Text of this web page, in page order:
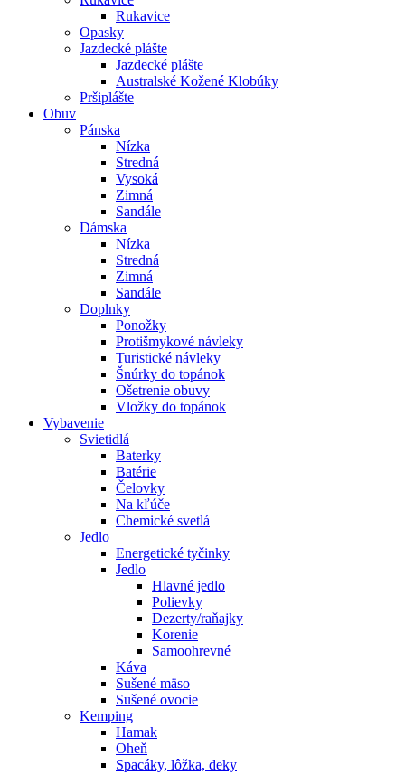
Rukavice
Opasky
Jazdecké plášte
Jazdecké plášte
Australské Kožené Klobúky
Pršiplášte
Obuv
Pánska
Nízka
Stredná
Vysoká
Zimná
Sandále
Dámska
Nízka
Stredná
Zimná
Sandále
Doplnky
Ponožky
Protišmykové návleky
Turistické návleky
Šnúrky do topánok
Ošetrenie obuvy
Vložky do topánok
Vybavenie
Svietidlá
Baterky
Batérie
Čelovky
Na kľúče
Chemické svetlá
Jedlo
Energetické tyčinky
Jedlo
Hlavné jedlo
Polievky
Dezerty/raňajky
Korenie
Samoohrevné
Káva
Sušené mäso
Sušené ovocie
Kemping
Hamak
Oheň
Spacáky, lôžka, deky